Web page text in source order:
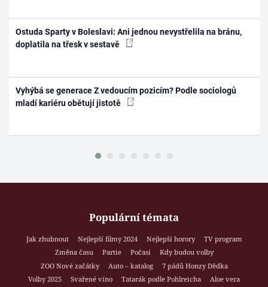
Ostuda Sparty v Boleslavi: Ani jednou nevystřelila na bránu,
doplatila na třesk v sestavě
Vyhýbá se generace Z vedoucím pozicím? Podle sociologů
mladí kariéru obětují jistotě
Populární témata
Jak zhubnout Nejlepší filmy 2024 Nejlepší horory
TV program
Změna času
Partie Počasí
Kdy budou volby
ZOO Nové začátky
Auto – katalog
7 pádů Honzy Dědka
Volby 2025
Svařené víno Tatarák podle Pohlreicha
Aloe vera